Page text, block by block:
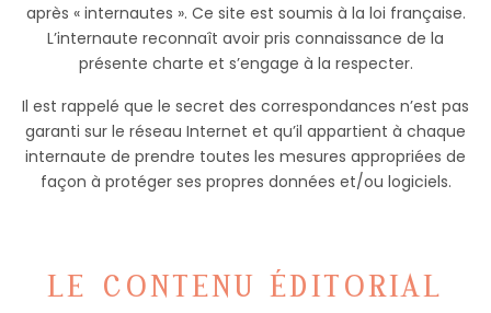
après « internautes ». Ce site est soumis à la loi française.
L’internaute reconnaît avoir pris connaissance de la
présente charte et s’engage à la respecter.
Il est rappelé que le secret des correspondances n’est pas
garanti sur le réseau Internet et qu’il appartient à chaque
internaute de prendre toutes les mesures appropriées de
façon à protéger ses propres données et/ou logiciels.
LE CONTENU ÉDITORIAL